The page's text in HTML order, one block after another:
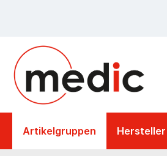
Artikelgruppen Hersteller